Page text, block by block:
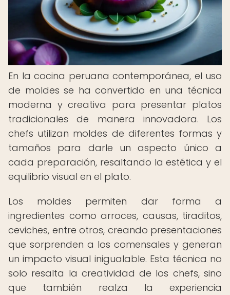
En la cocina peruana contemporánea, el uso
de moldes se ha convertido en una técnica
moderna y creativa para presentar platos
tradicionales de manera innovadora. Los
chefs utilizan moldes de diferentes formas y
tamaños para darle un aspecto único a
cada preparación, resaltando la estética y el
equilibrio visual en el plato.
Los moldes permiten dar forma a
ingredientes como arroces, causas, tiraditos,
ceviches, entre otros, creando presentaciones
que sorprenden a los comensales y generan
un impacto visual inigualable. Esta técnica no
solo resalta la creatividad de los chefs, sino
que también realza la experiencia